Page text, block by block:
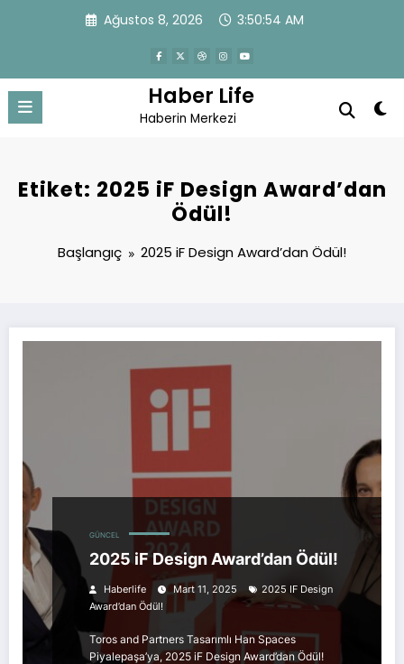
Ağustos 8, 2026 3:50:54 AM
Haber Life
Haberin Merkezi
Etiket: 2025 iF Design Award’dan
Ödül!
Başlangıç 2025 iF Design Award’dan Ödül!
GÜNCEL
2025 iF Design Award’dan Ödül!
Haberlife Mart 11, 2025
2025 IF Design
Award’dan Ödül!
Toros and Partners Tasarımlı Han Spaces
Piyalepaşa’ya, 2025 iF Design Award’dan Ödül!